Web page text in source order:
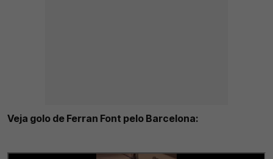
Veja golo de Ferran Font pelo Barcelona: